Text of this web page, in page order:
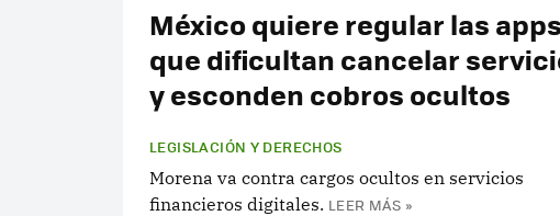
México quiere regular las apps
que dificultan cancelar
y esconden cobros ocultos
LEGISLACIÓN Y DERECHOS
Morena va contra cargos ocultos en servicios
financieros digitales. LEER MÁS »